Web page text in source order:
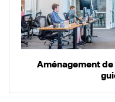
Aménagement